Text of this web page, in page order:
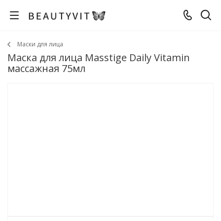
Маски для лица
Маска для лица Masstige Daily Vitamin
массажная 75мл